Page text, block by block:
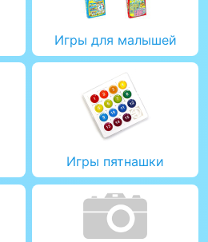
Игры для малышей
Игры пятнашки